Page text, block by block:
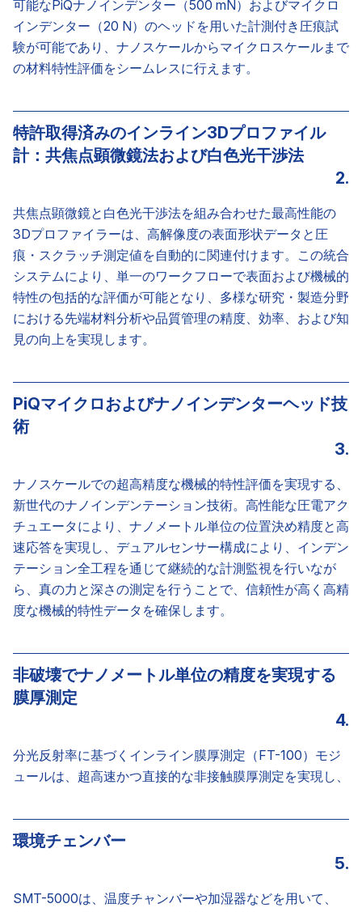
可能なPiQナノインデンター（500 mN）およびマイクロ
インデンター（20 N）のヘッドを用いた計測付き圧痕試
験が可能であり、ナノスケールからマイクロスケールまで
の材料特性評価をシームレスに行えます。
特許取得済みのインライン3Dプロファイル
計：共焦点顕微鏡法および白色光干渉法
2.
共焦点顕微鏡と白色光干渉法を組み合わせた最高性能の
3Dプロファイラーは、高解像度の表面形状データと圧
痕・スクラッチ測定値を自動的に関連付けます。この統合
システムにより、単一のワークフローで表面および機械的
特性の包括的な評価が可能となり、多様な研究・製造分野
における先端材料分析や品質管理の精度、効率、および知
見の向上を実現します。
PiQマイクロおよびナノインデンターヘッド技
術
3.
ナノスケールでの超高精度な機械的特性評価を実現する、
新世代のナノインデンテーション技術。高性能な圧電アク
チュエータにより、ナノメートル単位の位置決め精度と高
速応答を実現し、デュアルセンサー構成により、インデン
テーション全工程を通じて継続的な計測監視を行いなが
ら、真の力と深さの測定を行うことで、信頼性が高く高精
度な機械的特性データを確保します。
非破壊でナノメートル単位の精度を実現する
膜厚測定
4.
分光反射率に基づくインライン膜厚測定（FT-100）モジ
ュールは、超高速かつ直接的な非接触膜厚測定を実現し、
環境チェンバー
5.
SMT-5000は、温度チャンバーや加湿器などを用いて、